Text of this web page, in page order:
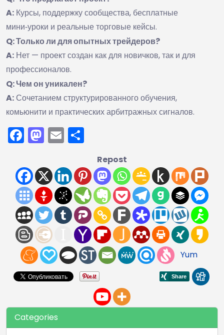
A: Курсы, поддержку сообщества, бесплатные
мини‑уроки и реальные торговые кейсы.
Q: Только ли для опытных трейдеров?
A: Нет — проект создан как для новичков, так и для
профессионалов.
Q: Чем он уникален?
A: Сочетанием структурированного обучения,
комьюнити и практических арбитражных сигналов.
Facebook
Mastodon
Email
Repost
Yum
Categories